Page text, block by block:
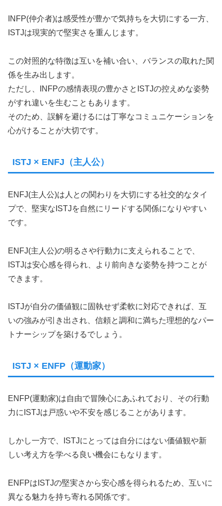
INFP(仲介者)は感受性が豊かで気持ちを大切にする一方、
ISTJは現実的で堅実さを重んじます。
この対照的な特徴は互いを補い合い、バランスの取れた関
係を生み出します。
ただし、INFPの感情表現の豊かさとISTJの控えめな姿勢
がすれ違いを生むこともあります。
そのため、誤解を避けるには丁寧なコミュニケーションを
心がけることが大切です。
ISTJ × ENFJ（主人公）
ENFJ(主人公)は人との関わりを大切にする社交的なタイ
プで、堅実なISTJを自然にリードする関係になりやすい
です。
ENFJ(主人公)の明るさや行動力に支えられることで、
ISTJは安心感を得られ、より前向きな姿勢を持つことが
できます。
ISTJが自分の価値観に固執せず柔軟に対応できれば、互
いの強みが引き出され、信頼と調和に満ちた理想的なパー
トナーシップを築けるでしょう。
ISTJ × ENFP（運動家）
ENFP(運動家)は自由で冒険心にあふれており、その行動
力にISTJは戸惑いや不安を感じることがあります。
しかし一方で、ISTJにとっては自分にはない価値観や新
しい考え方を学べる良い機会にもなります。
ENFPはISTJの堅実さから安心感を得られるため、互いに
異なる魅力を持ち寄れる関係です。